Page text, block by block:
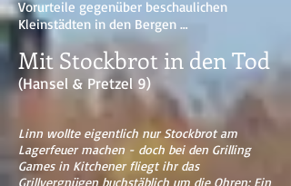
Vorurteile gegenüber beschaulichen
Kleinstädten in den Bergen …
Mit Stockbrot in den Tod
(Hansel & Pretzel 9)
Linn wollte eigentlich nur Stockbrot am
Lagerfeuer machen - doch bei den Grilling
Games in Kitchener fliegt ihr das
Grillvergnügen buchstäblich um die Ohren: Ein